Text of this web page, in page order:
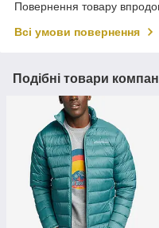
Повернення товару
Всі умови повернення
Подібні товари